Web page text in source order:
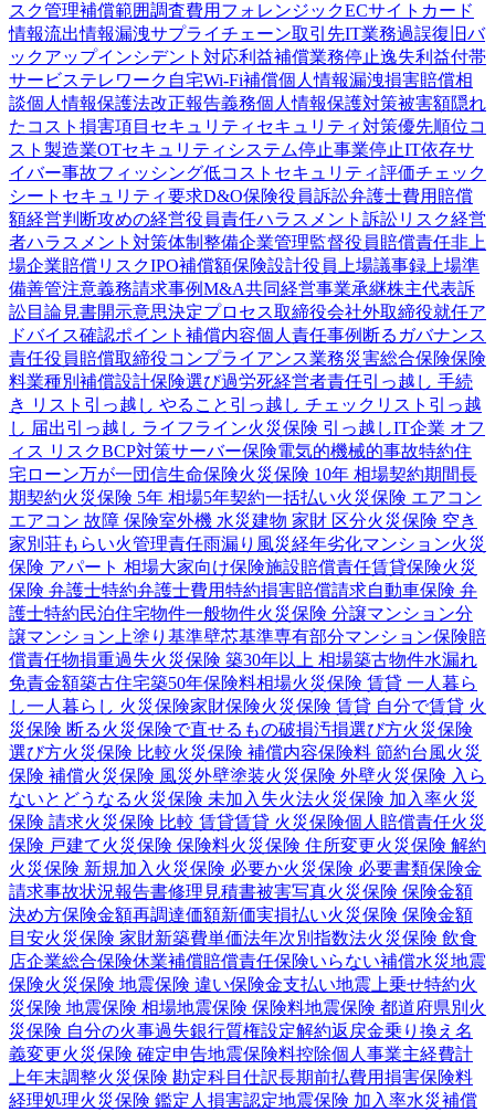
スク管理補償範囲調査費用 フォレンジックECサイト カード
情報流出情報漏洩サプライチェーン取引先IT業務過誤復旧バ
ックアップインシデント対応利益補償業務停止逸失利益付帯
サービステレワーク 自宅Wi-Fi補償個人情報漏洩損害賠償相
談個人情報保護法改正報告義務個人情報保護対策被害額隠れ
たコスト 損害項目 セキュリティ セキュリティ対策優先順位コ
スト 製造業OTセキュリティ システム停止事業停止IT依存サ
イバー事故フィッシング低コスト セキュリティ評価チェック
シート セキュリティ要求D&O保険役員訴訟弁護士費用 賠償
額経営判断攻めの経営役員責任ハラスメント 訴訟リスク経営
者ハラスメント対策体制整備企業管理監督役員賠償責任非上
場企業賠償リスクIPO補償額保険設計役員 上場議事録 上場準
備善管注意義務請求事例M&A共同経営事業承継株主代表訴
訟目論見書開示意思決定プロセス取締役会社外取締役就任ア
ドバイス確認ポイント 補償内容個人責任事例 断る ガバナンス
責任役員賠償取締役コンプライアンス業務災害総合保険保険
料業種別 補償設計保険選び過労死経営者責任引っ越し 手続
き リスト 引っ越し やること 引っ越し チェックリスト 引っ越
し 届出引っ越し ライフライン火災保険 引っ越しIT企業 オフ
ィス リスクBCP対策サーバー保険電気的機械的事故特約住
宅ローン万が一団信生命保険火災保険 10年 相場契約期間長
期契約火災保険 5年 相場5年契約一括払い火災保険 エアコン
エアコン 故障 保険室外機 水災建物 家財 区分火災保険 空き
家別荘もらい火管理責任雨漏り 風災経年劣化マンション火災
保険 アパート 相場大家向け保険施設賠償責任賃貸保険火災
保険 弁護士特約弁護士費用特約損害賠償請求自動車保険 弁
護士特約民泊住宅物件一般物件火災保険 分譲マンション分
譲マンション 上塗り基準壁芯基準専有部分マンション保険賠
償責任物損重過失火災保険 築30年以上 相場築古物件水漏れ
免責金額築古住宅築50年保険料相場火災保険 賃貸 一人暮ら
し一人暮らし 火災保険家財保険火災保険 賃貸 自分で賃貸 火
災保険 断る火災保険で直せるもの破損汚損選び方火災保険
選び方火災保険 比較火災保険 補償内容保険料 節約台風火災
保険 補償火災保険 風災外壁塗装火災保険 外壁火災保険 入ら
ないとどうなる火災保険 未加入 失火法火災保険 加入率火災
保険 請求火災保険 比較 賃貸賃貸 火災保険個人賠償責任火災
保険 戸建て火災保険 保険料火災保険 住所変更火災保険 解約
火災保険 新規加入 火災保険 必要か火災保険 必要書類保険金
請求事故状況報告書修理見積書被害写真火災保険 保険金額
決め方保険金額再調達価額新価実損払い火災保険 保険金額
目安火災保険 家財新築費単価法年次別指数法火災保険 飲食
店企業総合保険休業補償賠償責任保険いらない補償水災地震
保険火災保険 地震保険 違い保険金支払い地震上乗せ特約火
災保険 地震保険 相場地震保険 保険料地震保険 都道府県別 火
災保険 自分の火事過失銀行質権設定解約返戻金乗り換え 名
義変更火災保険 確定申告地震保険料控除個人事業主経費計
上年末調整火災保険 勘定科目 仕訳長期前払費用損害保険料
経理処理火災保険 鑑定人 損害認定地震保険 加入率水災補償